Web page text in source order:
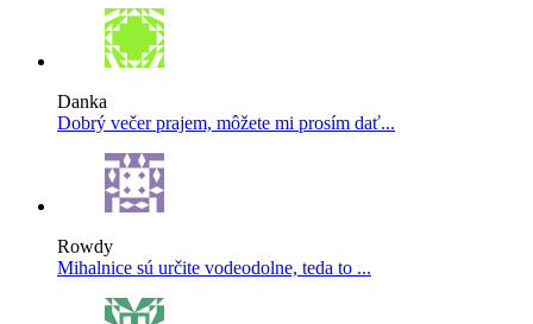
Danka
Dobrý večer prajem, môžete mi prosím dať...
Rowdy
Mihalnice sú určite vodeodolne, teda to ...